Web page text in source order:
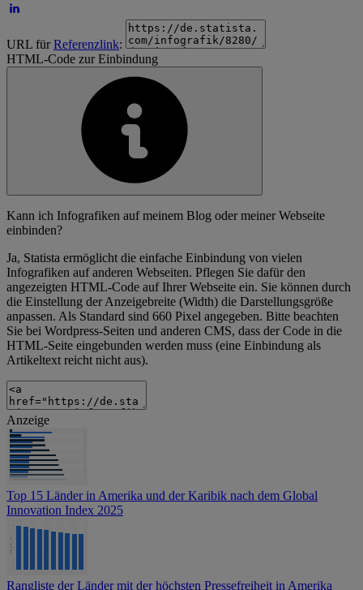
URL fürReferenzlink:
HTML-Code zur Einbindung
Kann ich Infografiken auf meinem Blog oder meiner Webseite
einbinden?
Ja, Statista ermöglicht die einfache Einbindung von vielen
Infografiken auf anderen Webseiten. Pflegen Sie dafür den
angezeigten HTML-Code auf Ihrer Webseite ein. Sie können durch
die Einstellung der Anzeigebreite (Width) die Darstellungsgröße
anpassen. Als Standard sind 660 Pixel angegeben. Bitte beachten
Sie bei Wordpress-Seiten und anderen CMS, dass der Code in die
HTML-Seite eingebunden werden muss (eine Einbindung als
Artikeltext reicht nicht aus).
Anzeige
Top 15 Länder in Amerika und der Karibik nach dem Global
Innovation Index 2025
Rangliste der Länder mit der höchsten Pressefreiheit in Amerika